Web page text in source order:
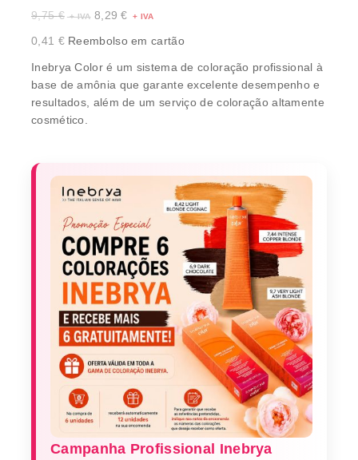
9,75€ 8,29€
0,41 €Reembolso em cartão
Inebrya Color é um sistema de coloração profissional à
base de amônia que garante excelente desempenho e
resultados, além de um serviço de coloração altamente
cosmético.
Campanha Profissional Inebrya​